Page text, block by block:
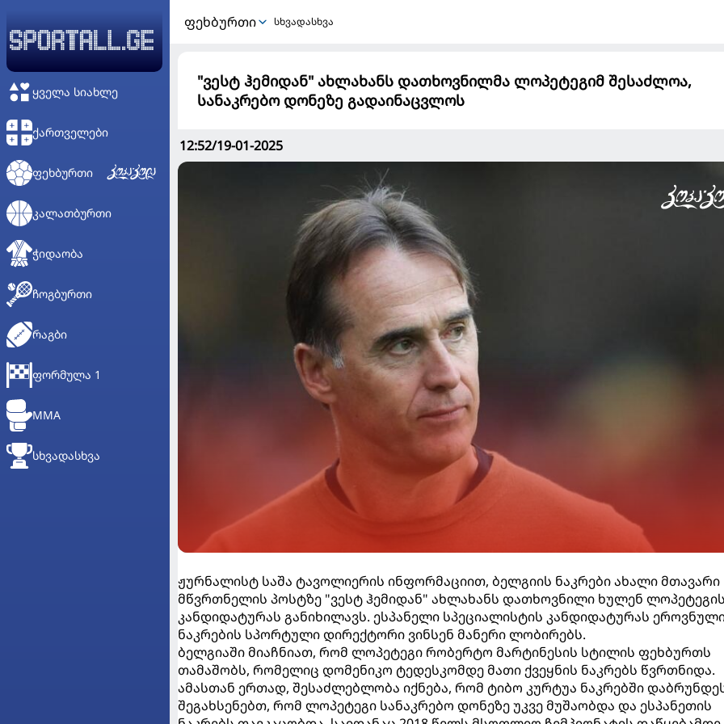
ᲧᲕᲔᲚᲐ ᲡᲘᲐᲮᲚᲔ
ᲥᲐᲠᲗᲕᲔᲚᲔᲑᲘ
ᲤᲔᲮᲑᲣᲠᲗᲘ
ᲙᲐᲚᲐᲗᲑᲣᲠᲗᲘ
ᲭᲘᲓᲐᲝᲑᲐ
ᲩᲝᲒᲑᲣᲠᲗᲘ
ᲠᲐᲒᲑᲘ
ᲤᲝᲠᲛᲣᲚᲐ 1
MMA
ᲡᲮᲕᲐᲓᲐᲡᲮᲕᲐ
ᲤᲔᲮᲑᲣᲠᲗᲘ სხვადასხვა
"ვესტ ჰემიდან" ახლახანს დათხოვნილმა ლოპეტეგიმ შესაძლოა,
სანაკრებო დონეზე გადაინაცვლოს
12:52/19-01-2025
ჟურნალისტ საშა ტავოლიერის ინფორმაციით, ბელგიის ნაკრები ახალი მთავარი
მწვრთნელის პოსტზე "ვესტ ჰემიდან" ახლახანს დათხოვნილი ხულენ ლოპეტეგის
კანდიდატურას განიხილავს. ესპანელი სპეციალისტის კანდიდატურას
ნაკრების სპორტული დირექტორი ვინსენ მანერი ლობირებს.
ბელგიაში მიაჩნიათ, რომ ლოპეტეგი რობერტო მარტინესის სტილის ფეხბურთს
თამაშობს, რომელიც დომენიკო ტედესკომდე მათი ქვეყნის ნაკრებს წვრთნიდა.
ამასთან ერთად, შესაძლებლობა იქნება, რომ ტიბო კურტუა ნაკრებში
შეგახსენებთ, რომ ლოპეტეგი სანაკრებო დონეზე უკვე მუშაობდა და ესპანეთის